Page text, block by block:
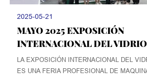
2025-05-21
MAYO 2025 EXPOSICIÓN
INTERNACIONAL DEL
​LA EXPOSICIÓN INTERNACIONAL DEL
ES UNA FERIA PROFESIONAL DE